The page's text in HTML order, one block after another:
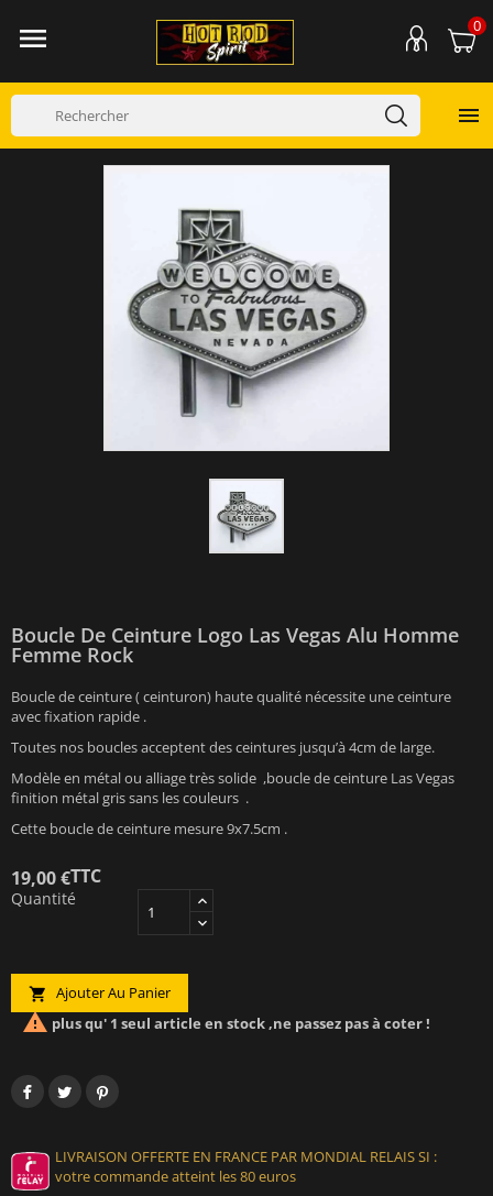
 0

Boucle De Ceinture Logo Las Vegas Alu Homme
Femme Rock
Boucle de ceinture ( ceinturon) haute qualité nécessite une ceinture
avec fixation rapide .
Toutes nos boucles acceptent des ceintures jusqu’à 4cm de large.
Modèle en métal ou alliage très solide ,boucle de ceinture Las Vegas
finition métal gris sans les couleurs .
Cette boucle de ceinture mesure 9x7.5cm .
19,00 €TTC
Quantité
 Ajouter Au Panier
 plus qu' 1 seul article en stock ,ne passez pas à coter !
LIVRAISON OFFERTE EN FRANCE PAR MONDIAL RELAIS SI :
votre commande atteint les 80 euros